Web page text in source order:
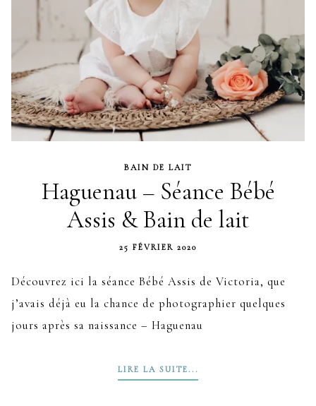
BAIN DE LAIT
Haguenau – Séance Bébé
Assis & Bain de lait
25 FÉVRIER 2020
Découvrez ici la séance Bébé Assis de Victoria, que
j’avais déjà eu la chance de photographier quelques
jours après sa naissance – Haguenau
LIRE LA SUITE...